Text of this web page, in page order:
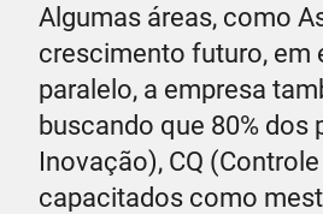
Algumas áreas, como
crescimento futuro, em
paralelo, a empresa
buscando que 80%
Inovação), CQ
capacitados como